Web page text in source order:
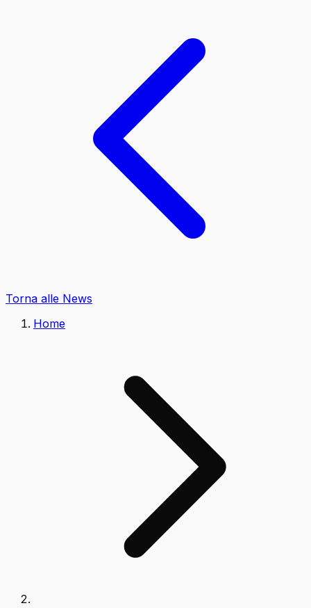
Torna alle News
Home